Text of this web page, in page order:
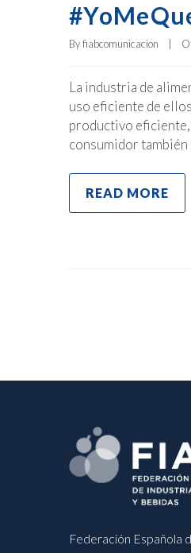
By fiabcomunicacion
La industria de
uso eficiente de
productivo eficiente,
consumidor también
READ MORE
Federación Española